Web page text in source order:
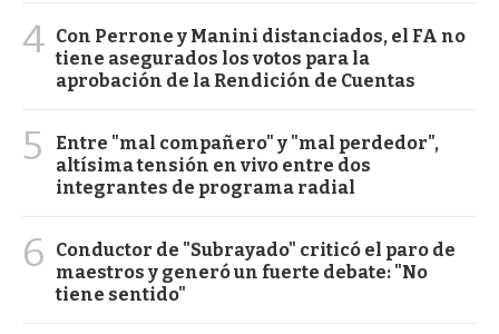
4 Con Perrone y Manini distanciados, el FA no
tiene asegurados los votos para la
aprobación de la Rendición de Cuentas
5
Entre "mal compañero" y "mal perdedor",
altísima tensión en vivo entre dos
integrantes de programa radial
6
Conductor de "Subrayado" criticó el paro de
maestros y generó un fuerte debate: "No
tiene sentido"